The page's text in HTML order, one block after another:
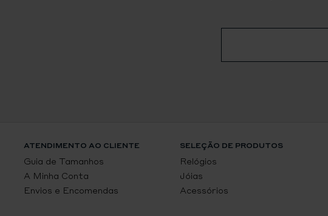
ATENDIMENTO AO CLIENTE
Guia de Tamanhos
A Minha Conta
Envios e Encomendas
SELEÇÃO DE PRODUTOS
Relógios
Jóias
Acessórios